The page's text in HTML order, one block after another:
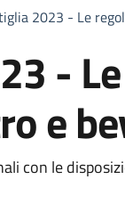
2023 - Le
-
e
con le